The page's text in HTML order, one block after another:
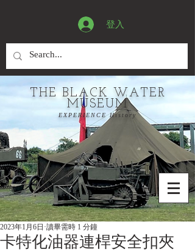
登入
THE BLACK WATER
MUSEUM
EXPERIENCE History
卡特化油器連桿安全扣夾
2023年1月6日 讀畢需時 1 分鐘